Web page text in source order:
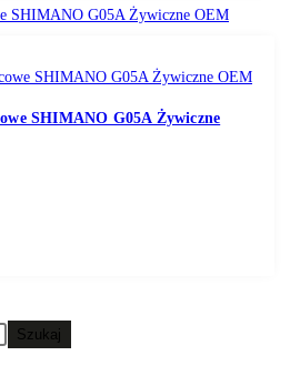
SHIMANO G05A Żywiczne
Szukaj